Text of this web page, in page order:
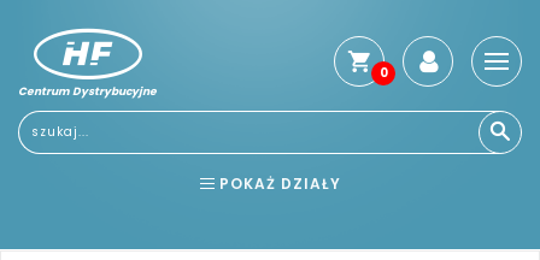
Centrum Dystrybucyjne
0
POKAŻ DZIAŁY